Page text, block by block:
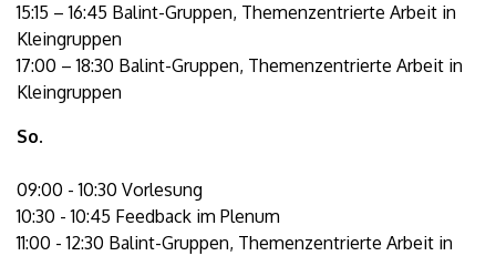
15:15 – 16:45 Balint-Gruppen, Themenzentrierte Arbeit in
Kleingruppen
17:00 – 18:30 Balint-Gruppen, Themenzentrierte Arbeit in
Kleingruppen
So.
09:00 - 10:30 Vorlesung
10:30 - 10:45 Feedback im Plenum
11:00 - 12:30 Balint-Gruppen, Themenzentrierte Arbeit in